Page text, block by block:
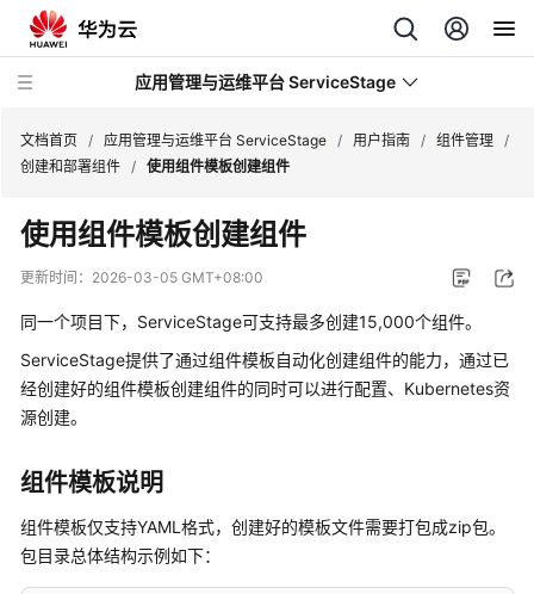
应用管理与运维平台 ServiceStage
新
动
产
介
绍
计
说
明
文档首页 / 应用管理与运维平台 ServiceStage / 用户指南 / 组件管理 /
创建和部署组件 / 使用组件模板创建组件
使用组件模板创建组件
更新时间： 2026-03-05 GMT+08:00
同一个项目下，ServiceStage可支持最多创建15,000个组件。
ServiceStage提供了通过组件模板自动化创建组件的能力，通过已
经创建好的组件模板创建组件的同时可以进行配置、Kubernetes资
源创建。
组件模板说明
组件模板仅支持YAML格式，创建好的模板文件需要打包成zip包。
包目录总体结构示例如下：